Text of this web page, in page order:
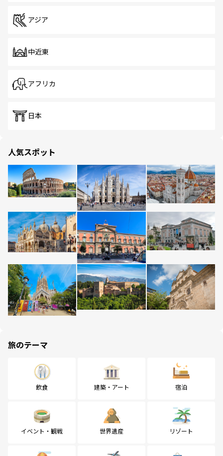
アジア
中近東
アフリカ
日本
人気スポット
旅のテーマ
飲食 建築・アート 宿泊
イベント・観戦 世界遺産 リゾート